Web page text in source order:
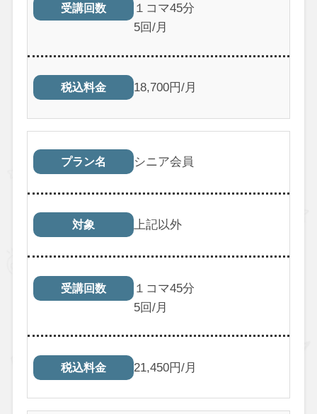
受講回数
１コマ45分
5回/月
税込料金 18,700円/月
プラン名 シニア会員
対象 上記以外
受講回数
１コマ45分
5回/月
税込料金 21,450円/月